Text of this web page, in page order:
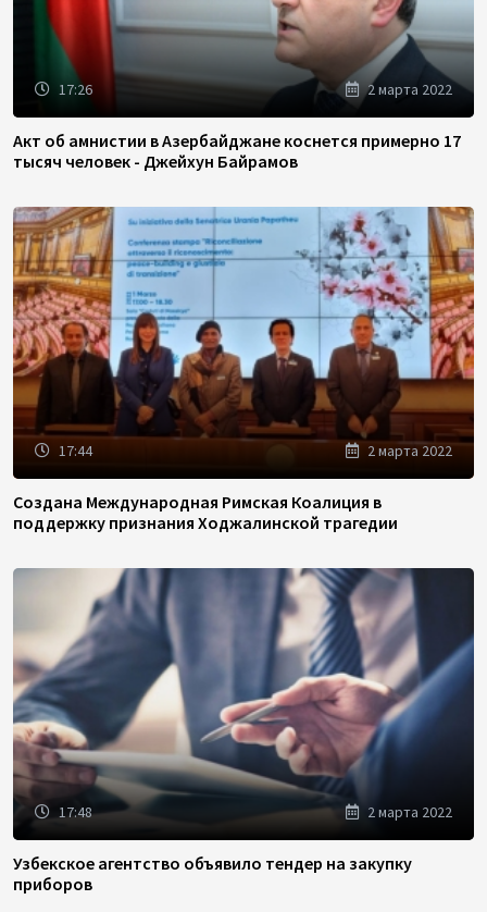
17:26 2 марта 2022
Акт об амнистии в Азербайджане коснется примерно 17
тысяч человек - Джейхун Байрамов
17:44 2 марта 2022
Создана Международная Римская Коалиция в
поддержку признания Ходжалинской трагедии
17:48 2 марта 2022
Узбекское агентство объявило тендер на закупку
приборов